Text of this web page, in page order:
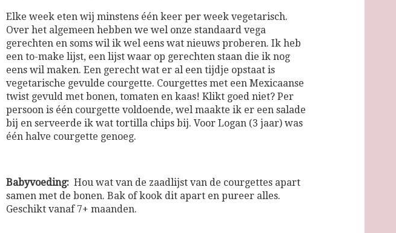
Elke week eten wij minstens één keer per week vegetarisch.
Over het algemeen hebben we wel onze standaard vega
gerechten en soms wil ik wel eens wat nieuws proberen. Ik heb
een to-make lijst, een lijst waar op gerechten staan die ik nog
eens wil maken. Een gerecht wat er al een tijdje opstaat is
vegetarische gevulde courgette. Courgettes met een Mexicaanse
twist gevuld met bonen, tomaten en kaas! Klikt goed niet? Per
persoon is één courgette voldoende, wel maakte ik er een salade
bij en serveerde ik wat tortilla chips bij. Voor Logan (3 jaar) was
één halve courgette genoeg.
Babyvoeding: Hou wat van de zaadlijst van de courgettes apart
samen met de bonen. Bak of kook dit apart en pureer alles.
Geschikt vanaf 7+ maanden.